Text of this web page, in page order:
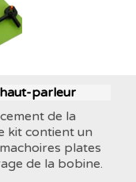
parleur
de la
kit contient un
plates
de la bobine.